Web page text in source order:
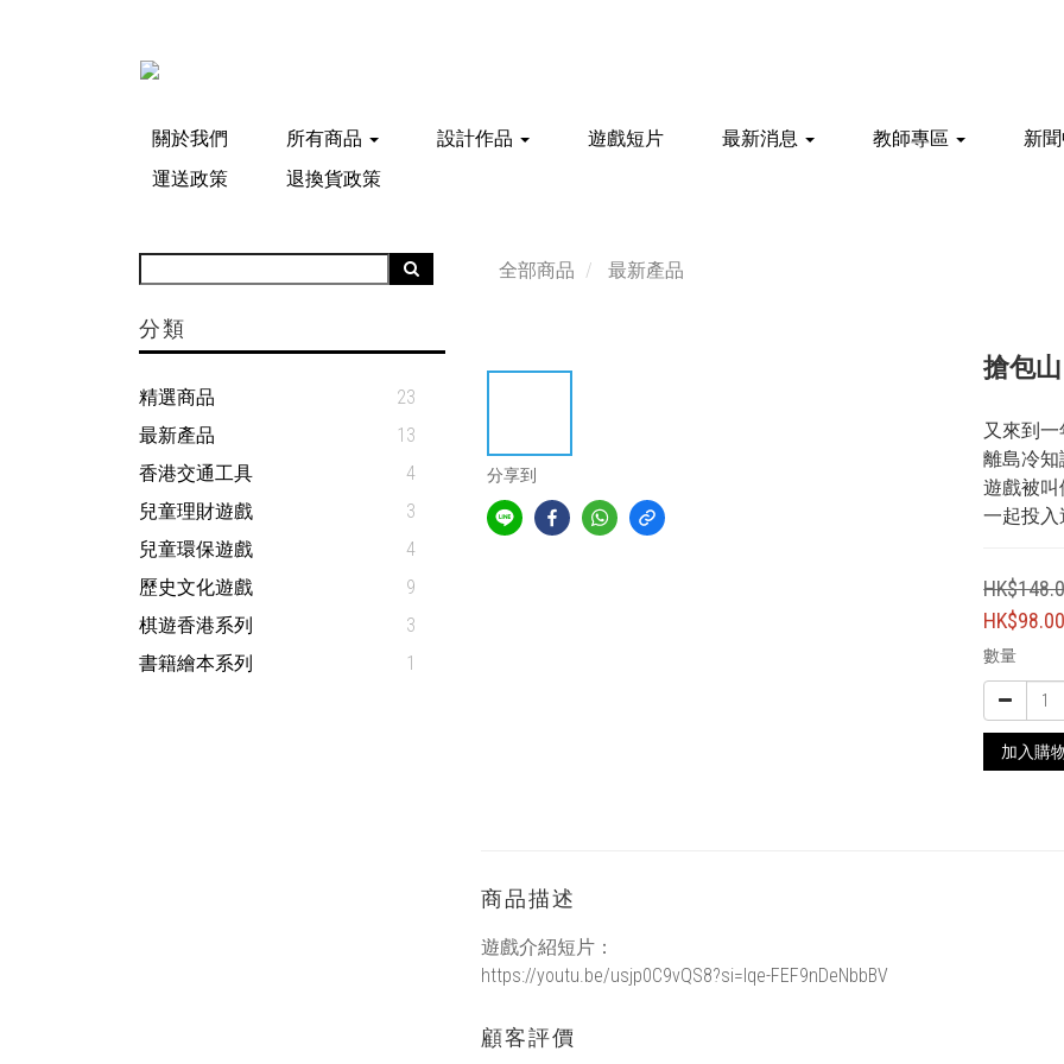
關於我們 所有商品 設計作品 遊戲短片 最新消息 教師專區 新
運送政策
退換貨政策
分類
精選商品
23
最新產品
13
香港交通工具
4
兒童理財遊戲
3
兒童環保遊戲
4
歷史文化遊戲
9
棋遊香港系列
3
書籍繪本系列
1
全部商品 最新產品
分享到
搶包
又來到
離島冷
遊戲被
一起投入
HK$98.00
數量
加入購
商品描述
遊戲介紹短片：
https://youtu.be/usjp0C9vQS8?si=Iqe-FEF9nDeNbbBV
顧客評價